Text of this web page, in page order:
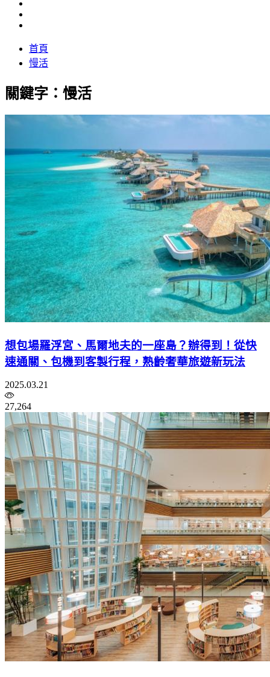
首頁
慢活
關鍵字：慢活
想包場羅浮宮、馬爾地夫的一座島？辦得到！從快
速通關、包機到客製行程，熟齡奢華旅遊新玩法
2025.03.21
27,264